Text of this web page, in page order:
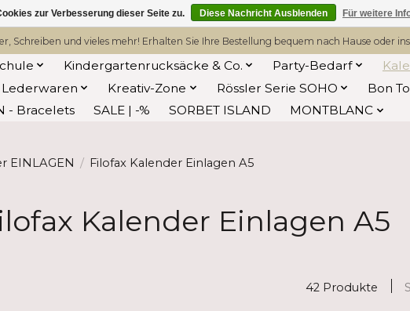
Schreiben und vieles mehr! Erhalten Sie Ihre Bestellung bequem nach Hause oder
Kindergartenrucksäcke & Co. Party-Bedarf
Lederwaren Kreativ-Zone Rössler Serie SOHO Bon
- Bracelets
SALE | -% SORBET ISLAND MONTBLANC
EINLAGEN / Filofax Kalender Einlagen A5
Kalender Einlagen A5
42 Produkte
zur Verbesserung dieser Seite zu. Diese Nachricht Ausblenden Für weitere